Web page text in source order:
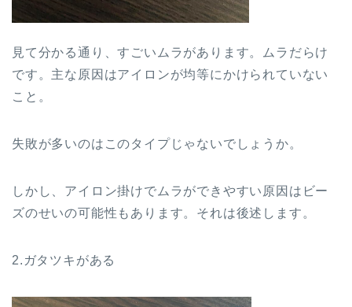
見て分かる通り、すごいムラがあります。ムラだらけ
です。主な原因はアイロンが均等にかけられていない
こと。
失敗が多いのはこのタイプじゃないでしょうか。
しかし、アイロン掛けでムラができやすい原因はビー
ズのせいの可能性もあります。それは後述します。
2.ガタツキがある